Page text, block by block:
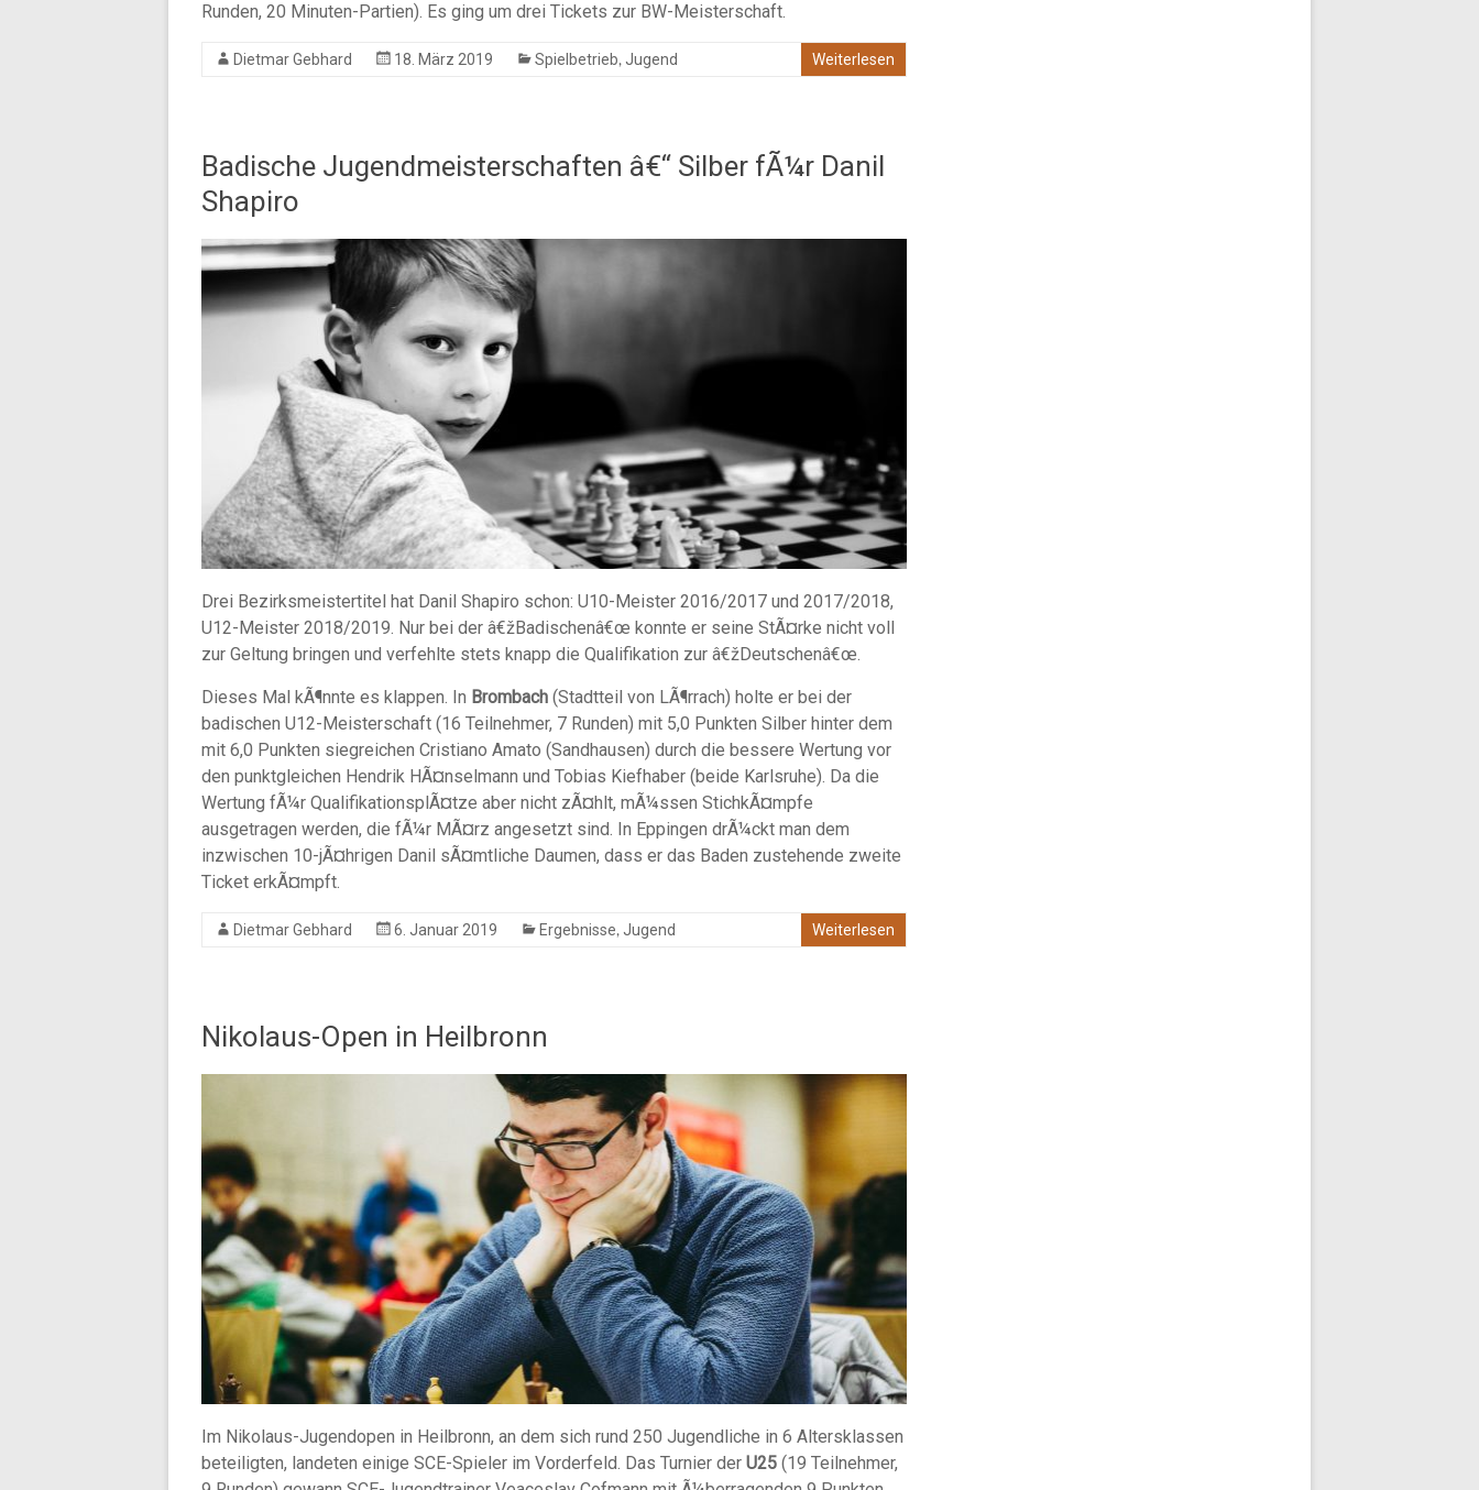
Runden, 20 Minuten-Partien). Es ging um drei Tickets zur BW-Meisterschaft.
Dietmar Gebhard 18. März 2019 Spielbetrieb, Jugend Weiterlesen
Badische Jugendmeisterschaften â€“ Silber fÃ¼r Danil
Shapiro
Drei Bezirksmeistertitel hat Danil Shapiro schon: U10-Meister 2016/2017 und 2017/2018,
U12-Meister 2018/2019. Nur bei der â€žBadischenâ€œ konnte er seine StÃ¤rke nicht voll
zur Geltung bringen und verfehlte stets knapp die Qualifikation zur â€žDeutschenâ€œ.
Dieses Mal kÃ¶nnte es klappen. In Brombach (Stadtteil von LÃ¶rrach) holte er bei der
badischen U12-Meisterschaft (16 Teilnehmer, 7 Runden) mit 5,0 Punkten Silber hinter dem
mit 6,0 Punkten siegreichen Cristiano Amato (Sandhausen) durch die bessere Wertung vor
den punktgleichen Hendrik HÃ¤nselmann und Tobias Kiefhaber (beide Karlsruhe). Da die
Wertung fÃ¼r QualifikationsplÃ¤tze aber nicht zÃ¤hlt, mÃ¼ssen StichkÃ¤mpfe
ausgetragen werden, die fÃ¼r MÃ¤rz angesetzt sind. In Eppingen drÃ¼ckt man dem
inzwischen 10-jÃ¤hrigen Danil sÃ¤mtliche Daumen, dass er das Baden zustehende zweite
Ticket erkÃ¤mpft.
Dietmar Gebhard 6. Januar 2019 Ergebnisse, Jugend Weiterlesen
Nikolaus-Open in Heilbronn
Im Nikolaus-Jugendopen in Heilbronn, an dem sich rund 250 Jugendliche in 6 Altersklassen
beteiligten, landeten einige SCE-Spieler im Vorderfeld. Das Turnier der U25 (19 Teilnehmer,